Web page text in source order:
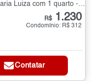
Kitnet / Loft para Alugar no Parque Maria Luiza com 1 quarto - 24 m²
R$ 1.230
Condomínio: R$ 312
Contatar